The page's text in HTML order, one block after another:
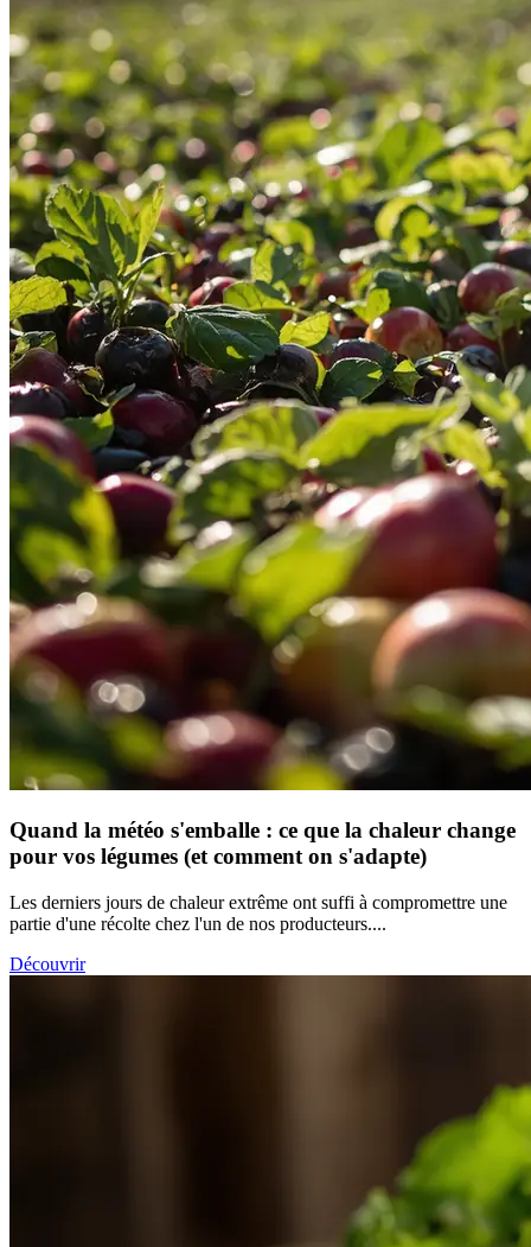
Quand la météo s'emballe : ce que la chaleur change
pour vos légumes (et comment on s'adapte)
Les derniers jours de chaleur extrême ont suffi à compromettre une
partie d'une récolte chez l'un de nos producteurs....
Découvrir